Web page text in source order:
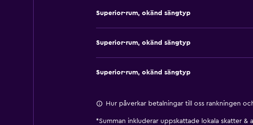
Superior-rum, okänd sängtyp
Superior-rum, okänd sängtyp
Superior-rum, okänd sängtyp
Hur påverkar betalningar till oss rankningen
*Summan inkluderar uppskattade lokala skatter